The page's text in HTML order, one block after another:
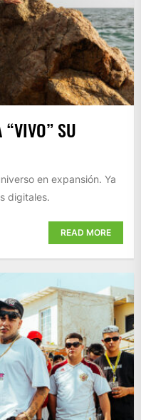
“VIVO” SU
en expansión. Ya
digitales.
READ MORE